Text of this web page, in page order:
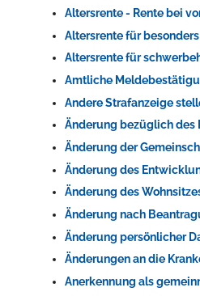
Altersrente - Rente bei
Altersrente für
Altersrente für
Amtliche
Andere Strafanzeige
Änderung bezüglich des
Änderung der
Änderung des
Änderung des
Änderung nach
Änderung persönlicher
Änderungen an die
Anerkennung als